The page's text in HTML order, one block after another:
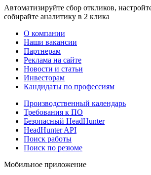
Автоматизируйте сбор откликов,
собирайте аналитику в 2 клика
О компании
Наши вакансии
Партнерам
Реклама на сайте
Новости и статьи
Инвесторам
Кандидаты по профессиям
Производственный календарь
Требования к ПО
Безопасный HeadHunter
HeadHunter API
Поиск работы
Поиск по резюме
Мобильное приложение